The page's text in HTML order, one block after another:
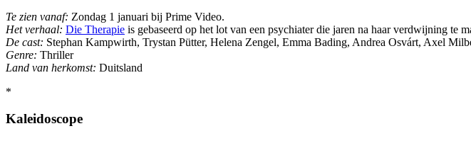
Te zien vanaf: Zondag 1 januari bij Prime Video.
Het verhaal: Die Therapie is gebaseerd op het lot van een psychiater die jaren na haar verdwijning te
De cast: Stephan Kampwirth, Trystan Pütter, Helena Zengel, Emma Bading, Andrea Osvárt, Axel
Genre: Thriller
Land van herkomst: Duitsland
*
Kaleidoscope